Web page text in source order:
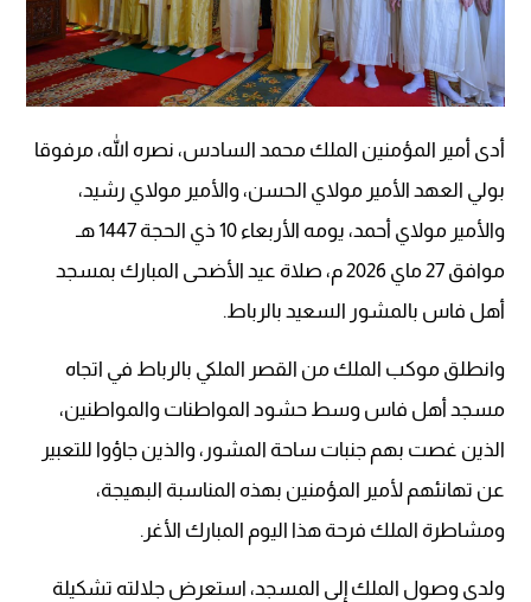
أدى أمير المؤمنين الملك محمد السادس، نصره الله، مرفوقا
بولي العهد الأمير مولاي الحسن، والأمير مولاي رشيد،
والأمير مولاي أحمد، يومه الأربعاء 10 ذي الحجة 1447 هـ
موافق 27 ماي 2026 م، صلاة عيد الأضحى المبارك بمسجد
أهل فاس بالمشور السعيد بالرباط.
وانطلق موكب الملك من القصر الملكي بالرباط في اتجاه
مسجد أهل فاس وسط حشود المواطنات والمواطنين،
الذين غصت بهم جنبات ساحة المشور، والذين جاؤوا للتعبير
عن تهانئهم لأمير المؤمنين بهذه المناسبة البهيجة،
ومشاطرة الملك فرحة هذا اليوم المبارك الأغر.
ولدى وصول الملك إلى المسجد، استعرض جلالته تشكيلة